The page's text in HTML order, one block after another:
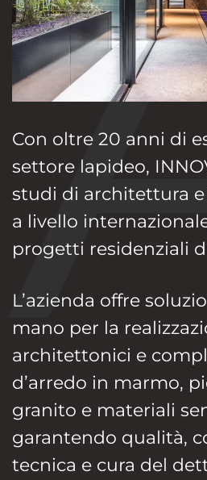
Con oltre 20 anni di
settore lapideo,
studi di architettura
a livello
progetti residenziali
L’azienda offre
mano per la
architettonici e
d’arredo in marmo,
granito e materiali
garantendo qualità,
tecnica e cura del